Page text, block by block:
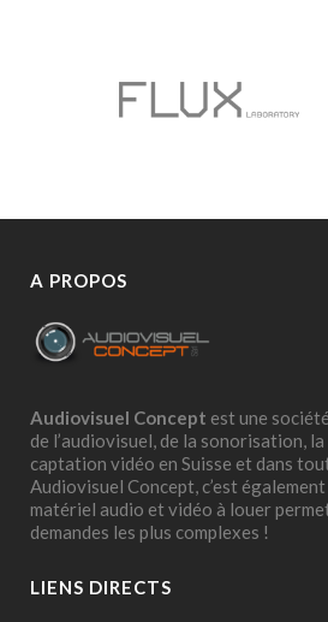
A PROPOS
Audiovisuel Concept est une
de l’audiovisuel, de la sonorisation,
captation vidéo en Suisse et dans
Audiovisuel Concept, c’est
matériel audio et vidéo à louer
demandes les plus complexes !
LIENS DIRECTS